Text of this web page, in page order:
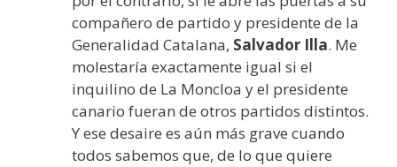
compañero de partido y presidente de la
Generalidad Catalana, Salvador Illa. Me
molestaría exactamente igual si el
inquilino de La Moncloa y el presidente
canario fueran de otros partidos distintos.
Y ese desaire es aún más grave cuando
todos sabemos que, de lo que quiere